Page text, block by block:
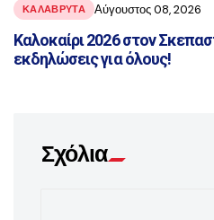
ΚΑΛΑΒΡΥΤΑ Αύγουστος 08, 2026
Καλοκαίρι 2026 στον
εκδηλώσεις για όλους!
Σχόλια